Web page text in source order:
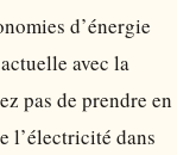
d’énergie
avec la
pas de prendre en
l’électricité dans